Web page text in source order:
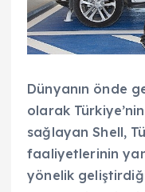
Dünyanın önde
olarak
sağlayan Shell,
faaliyetlerinin
yönelik